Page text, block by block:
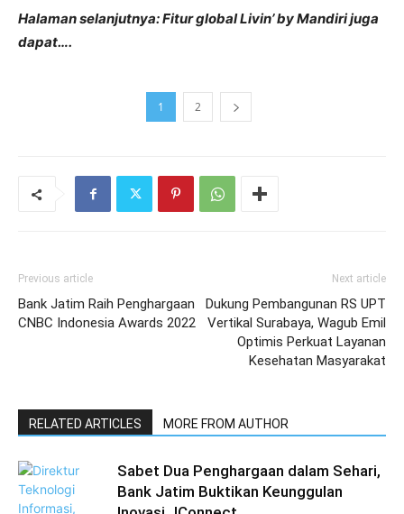
Halaman selanjutnya: Fitur global Livin’ by Mandiri juga
dapat….
1 2
Previous article
Bank Jatim Raih Penghargaan
CNBC Indonesia Awards 2022
Next article
Dukung Pembangunan RS UPT
Vertikal Surabaya, Wagub Emil
Optimis Perkuat Layanan
Kesehatan Masyarakat
RELATED ARTICLES MORE FROM AUTHOR
Sabet Dua Penghargaan dalam Sehari,
Bank Jatim Buktikan Keunggulan